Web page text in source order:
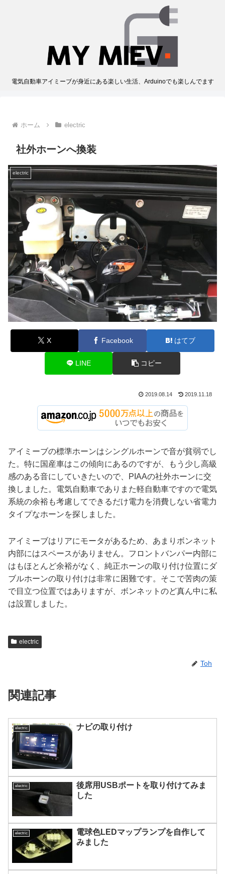
電気自動車アイミーブが身近にある楽しい生活、Arduinoでも楽しんでます
ホーム electric
社外ホーンへ換装
electric
X Facebook はてブ
LINE コピー
2019.08.14 2019.11.18
アイミーブの標準ホーンはシングルホーンで音が貧弱でし
た。特に国産車はこの傾向にあるのですが、もう少し高級
感のある音にしていきたいので、PIAAの社外ホーンに交
換しました。電気自動車でありまた軽自動車ですので電気
系統の余裕も考慮してできるだけ電力を消費しない省電力
タイプなホーンを探しました。
アイミーブはリアにモータがあるため、あまりボンネット
内部にはスペースがありません。フロントバンパー内部に
はもほとんど余裕がなく、純正ホーンの取り付け位置にダ
ブルホーンの取り付けは非常に困難です。そこで苦肉の策
で目立つ位置ではありますが、ボンネットのど真ん中に私
は設置しました。
electric
Toh
関連記事
electric ナビの取り付け
electric
後席用USBポートを取り付けてみま
した
electric
電球色LEDマップランプを自作して
みました